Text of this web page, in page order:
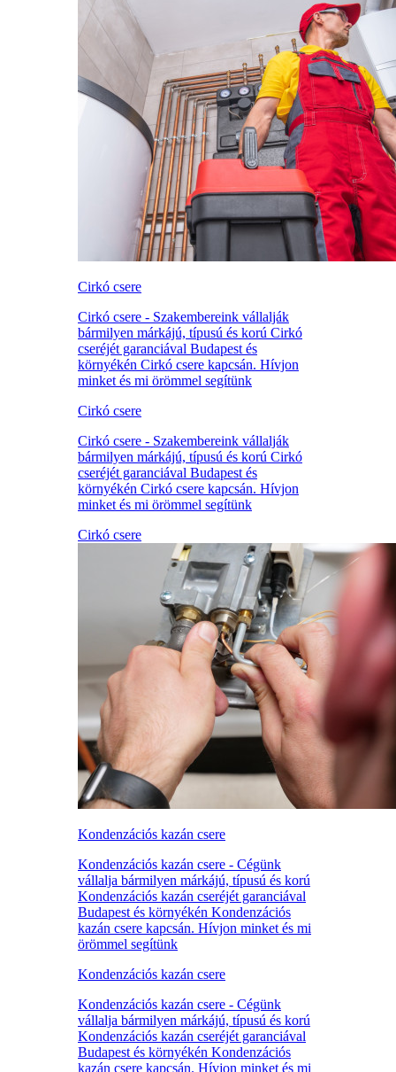
Cirkó csere
Cirkó csere - Szakembereink vállalják
bármilyen márkájú, típusú és korú Cirkó
cseréjét garanciával Budapest és
környékén Cirkó csere kapcsán. Hívjon
minket és mi örömmel segítünk
Cirkó csere
Cirkó csere - Szakembereink vállalják
bármilyen márkájú, típusú és korú Cirkó
cseréjét garanciával Budapest és
környékén Cirkó csere kapcsán. Hívjon
minket és mi örömmel segítünk
Cirkó csere
Kondenzációs kazán csere
Kondenzációs kazán csere - Cégünk
vállalja bármilyen márkájú, típusú és korú
Kondenzációs kazán cseréjét garanciával
Budapest és környékén Kondenzációs
kazán csere kapcsán. Hívjon minket és mi
örömmel segítünk
Kondenzációs kazán csere
Kondenzációs kazán csere - Cégünk
vállalja bármilyen márkájú, típusú és korú
Kondenzációs kazán cseréjét garanciával
Budapest és környékén Kondenzációs
kazán csere kapcsán. Hívjon minket és mi